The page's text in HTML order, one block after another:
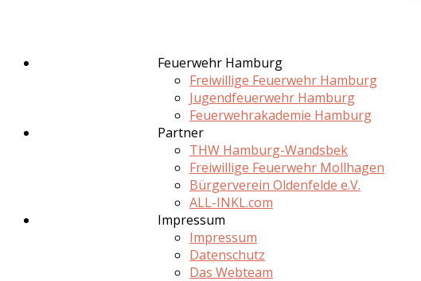
Feuerwehr Hamburg
Freiwillige Feuerwehr Hamburg
Jugendfeuerwehr Hamburg
Feuerwehrakademie Hamburg
Partner
THW Hamburg-Wandsbek
Freiwillige Feuerwehr Mollhagen
Bürgerverein Oldenfelde e.V.
ALL-INKL.com
Impressum
Impressum
Datenschutz
Das Webteam